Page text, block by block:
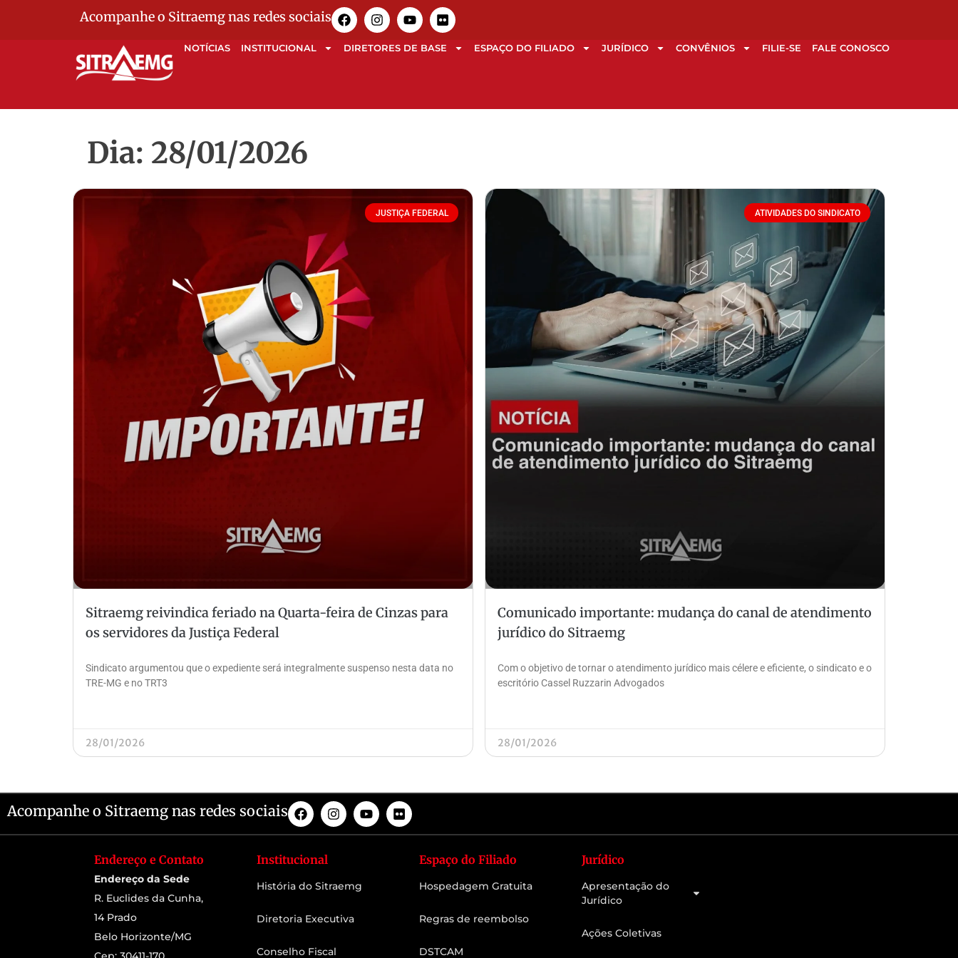
Acompanhe o Sitraemg nas redes sociais
NOTÍCIAS INSTITUCIONAL DIRETORES DE BASE ESPAÇO DO FILIADO JURÍDICO CONVÊNIOS FILIE-SE FALE CONOSCO
Dia: 28/01/2026
JUSTIÇA FEDERAL
Sitraemg reivindica feriado na Quarta-feira de Cinzas para
os servidores da Justiça Federal
Sindicato argumentou que o expediente será integralmente suspenso nesta data no
TRE-MG e no TRT3
28/01/2026
ATIVIDADES DO SINDICATO
Comunicado importante: mudança do canal de atendimento
jurídico do Sitraemg
Com o objetivo de tornar o atendimento jurídico mais célere e eficiente, o sindicato e o
escritório Cassel Ruzzarin Advogados
28/01/2026
Acompanhe o Sitraemg nas redes sociais
Endereço e Contato
Endereço da Sede
R. Euclides da Cunha,
14 Prado
Belo Horizonte/MG
Institucional
História do Sitraemg
Diretoria Executiva
Conselho Fiscal
Espaço do Filiado
Hospedagem Gratuita
Regras de reembolso
DSTCAM
Jurídico
Apresentação do
Jurídico
Ações Coletivas